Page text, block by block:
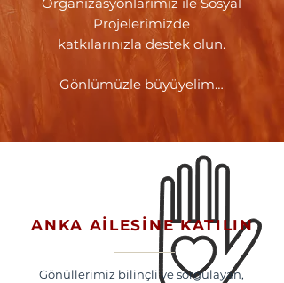
Projelerimizde
katkılarınızla destek olun.
Gönlümüzle büyüyelim…
ANKA AİLESİNE KATILIN
Gönüllerimiz bilinçli ve sorgulayan,